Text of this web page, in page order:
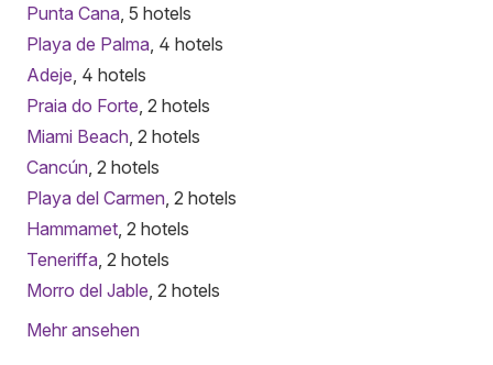
Punta Cana , 5 hotels
Playa de Palma , 4 hotels
Adeje , 4 hotels
Praia do Forte , 2 hotels
Miami Beach , 2 hotels
Cancún , 2 hotels
Playa del Carmen , 2 hotels
Hammamet , 2 hotels
Teneriffa , 2 hotels
Morro del Jable , 2 hotels
Mehr ansehen